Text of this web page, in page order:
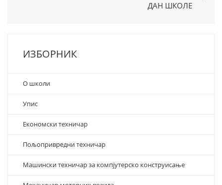
ДАН ШКОЛЕ
ИЗБОРНИК
О школи
Упис
Економски техничар
Пољопривредни техничар
Машински техничар за компјутерско конструисање